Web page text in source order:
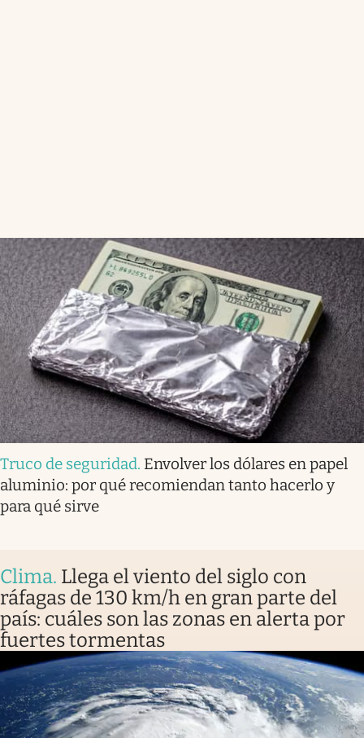
Truco de seguridad. Envolver los dólares en papel
aluminio: por qué recomiendan tanto hacerlo y
para qué sirve
Clima. Llega el viento del siglo con
ráfagas de 130 km/h en gran parte del
país: cuáles son las zonas en alerta por
fuertes tormentas